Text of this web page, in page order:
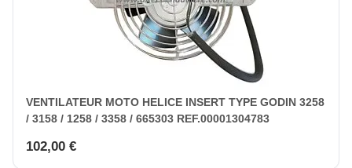
VENTILATEUR MOTO HELICE INSERT TYPE GODIN 3258
/ 3158 / 1258 / 3358 / 665303 REF.00001304783
102,00 €